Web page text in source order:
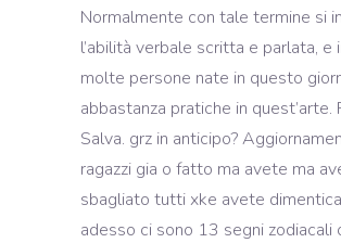
Normalmente con tale termine si
l’abilità verbale scritta e parlata, e
molte persone nate in questo
abbastanza pratiche in quest’arte.
Salva. grz in anticipo?
ragazzi gia o fatto ma avete ma
sbagliato tutti xke avete
adesso ci sono 13 segni zodiacali